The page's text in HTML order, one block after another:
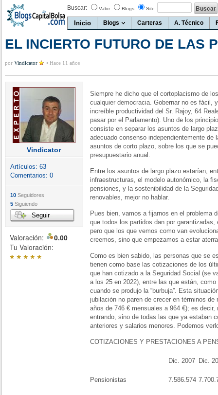
Buscar: Valor Blogs Site
Inicio Blogs Carteras A. Técnico
EL INCIERTO FUTURO DE LAS
por Vindicator • Hace 11 años
Vindicator
Artículos: 63
Comentarios: 0
10 Seguidores
5 Siguiendo
Seguir
Valoración:
0.00
Tu Valoración:
*****
Siempre he dicho que el cortoplacismo de
cualquier democracia. Gobernar no es fácil,
increíble productividad del Sr. Rajoy, 64
pasar por el Parlamento). Uno de los
consiste en separar los asuntos de largo
adecuado consenso independientemente de
asuntos de corto plazo, sobre los que se
presupuestario anual.
Entre los asuntos de largo plazo estarían,
infraestructuras, el modelo autonómico, la
pensiones, y la sostenibilidad de la
renovables, mejor no hablar.
Pues bien, vamos a fijarnos en el problema
que todos los partidos dan por
pero que los que vemos como van
creemos, sino que empezamos a estar
Como es bien sabido, las personas que se
tienen como base las cotizaciones de los
que han cotizado a la Seguridad Social (se
a los 25 en 2022), entre las que están, como
cuando se produjo la “burbuja”. Esta
jubilación no paren de crecer en términos
años de 746 € mensuales a 964 €); es
entrando, sino de todas las que ya estaban
anteriores y salarios menores. Podemos
COTIZACIONES Y PRESTACIONES A
Dic. 2007 Dic.
Pensionistas 7.586.574